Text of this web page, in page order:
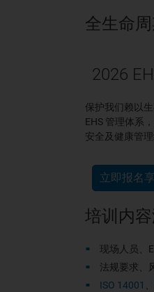
全生命
2026
保护我们赖以
EHS 管理体系
安全及健康管
立即报名
培训内
现场人员、
法规要求、
ISO 14001 、